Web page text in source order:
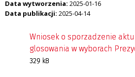
Data wytworzenia: 2025-01-16
Data publikacji: 2025-04-14
Wniosek o sporzadzenie
glosowania w wyborach
329 kB